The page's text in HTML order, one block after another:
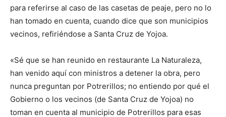
para referirse al caso de las casetas de peaje, pero no lo
han tomado en cuenta, cuando dice que son municipios
vecinos, refiriéndose a Santa Cruz de Yojoa.
«Sé que se han reunido en restaurante La Naturaleza,
han venido aquí con ministros a detener la obra, pero
nunca preguntan por Potrerillos; no entiendo por qué el
Gobierno o los vecinos (de Santa Cruz de Yojoa) no
toman en cuenta al municipio de Potrerillos para esas